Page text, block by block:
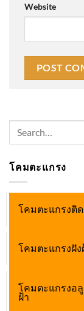
Website
โคมตะแกรง
โคมตะแกรงติ
โคมตะแกรงฝัง
โคมตะแกรงอ
ฝ้า